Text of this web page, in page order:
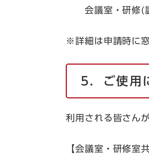
会議室・研修(
※詳細は申請時に
5．ご使用
利用される皆さん
【会議室・研修室